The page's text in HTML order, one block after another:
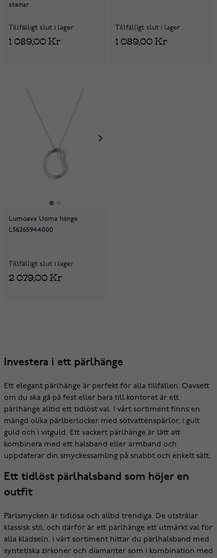
stenar
Tillfälligt slut i lager
1 089,00 Kr
Tillfälligt slut i lager
1 089,00 Kr
Lumoava Uoma hänge
L56265944000
Tillfälligt slut i lager
2 079,00 Kr
Investera i ett pärlhänge
Ett elegant pärlhänge är perfekt för alla tillfällen. Oavsett
om du ska gå på fest eller bara till kontoret är ett
pärlhänge alltid ett tidlöst val. I vårt sortiment finns en
mängd olika pärlberlocker med sötvattenspärlor, i gult
guld och i vitguld. Ett vackert pärlhänge är lätt att
kombinera med ett halsband eller armband och
uppdaterar din smyckessamling på snabbt och enkelt sätt.
Ett tidlöst pärlhalsband som höjer en
outfit
Pärlsmycken är tidlösa och alltid trendiga. De utstrålar
klassisk stil, och därför är ett pärlhänge ett utmärkt val för
alla klädseln. i vårt sortiment hittar du pärlhalsband med
syntetiska zirkoner och diamanter som i kombination med